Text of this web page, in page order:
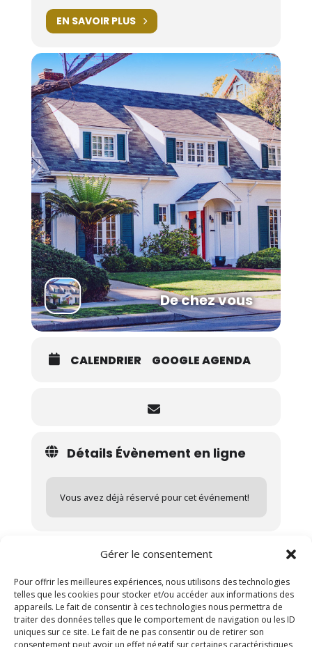
Gérer le consentement
Pour offrir les meilleures expériences, nous utilisons des technologies
telles que les cookies pour stocker et/ou accéder aux informations des
appareils. Le fait de consentir à ces technologies nous permettra de
traiter des données telles que le comportement de navigation ou les ID
uniques sur ce site. Le fait de ne pas consentir ou de retirer son
consentement peut avoir un effet négatif sur certaines caractéristiques
EN SAVOIR PLUS
De chez vous
CALENDRIER GOOGLE AGENDA
Détails Évènement en ligne
Vous avez déjà réservé pour cet événement!
Poster le commentaire